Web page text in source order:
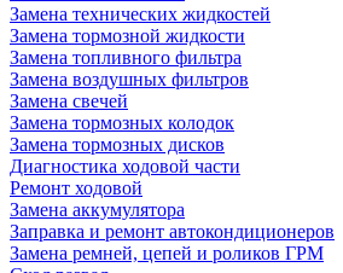
Замена технических жидкостей
Замена тормозной жидкости
Замена топливного фильтра
Замена воздушных фильтров
Замена свечей
Замена тормозных колодок
Замена тормозных дисков
Диагностика ходовой части
Ремонт ходовой
Замена аккумулятора
Заправка и ремонт автокондиционеров
Замена ремней, цепей и роликов ГРМ